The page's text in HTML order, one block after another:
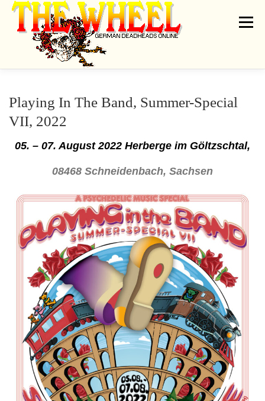
springen
Menü
Playing In The Band, Summer-Special
VII, 2022
05. – 07. August 2022 Herberge im Göltzschtal,
08468 Schneidenbach, Sachsen